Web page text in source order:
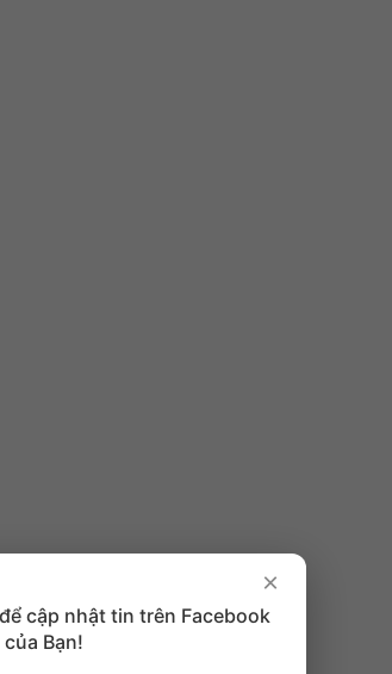
×
cập nhật tin trên Facebook
của Bạn!